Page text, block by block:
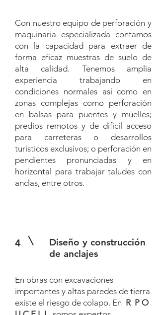
Con nuestro equipo de perforación y
maquinaria especializada contamos
con la capacidad para extraer de
forma eficaz muestras de suelo de
alta calidad. Tenemos amplia
experiencia trabajando en
condiciones normales así como en
zonas complejas como perforación
en balsas para puentes y muelles;
predios remotos y de difícil acceso
para carreteras o desarrollos
turísticos exclusivos; o perforación en
pendientes pronunciadas y en
horizontal para trabajar taludes con
anclas, entre otros.
4
Diseño y construcción
de anclajes
En obras con excavaciones
importantes y altas paredes de tierra
existe el riesgo de colapo. En R P O